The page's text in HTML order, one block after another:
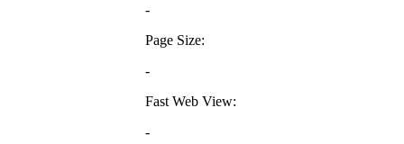
-
Page Size:
-
Fast Web View:
-